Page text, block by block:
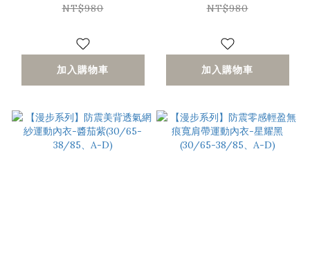
A-D)
NT$980
加入購物車
A-D)
NT$980
加入購物車